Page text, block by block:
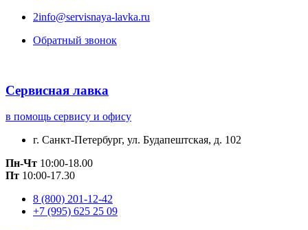
2info@servisnaya-lavka.ru
Обратный звонок
Сервисная лавка
в помощь сервису и офису
г. Санкт-Петербург, ул. Будапештская, д. 102
Пн-Чт 10:00-18.00
Пт 10:00-17.30
8 (800) 201-12-42
+7 (995) 625 25 09